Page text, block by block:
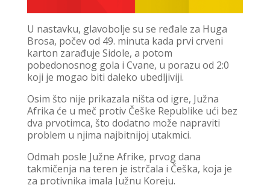
U nastavku, glavobolje su se ređale za Huga
Brosa, počev od 49. minuta kada prvi crveni
karton zarađuje Sidole, a potom
pobedonosnog gola i Cvane, u porazu od 2:0
koji je mogao biti daleko ubedljiviji.
Osim što nije prikazala ništa od igre, Južna
Afrika će u meč protiv Češke Republike ući bez
dva prvotimca, što dodatno može napraviti
problem u njima najbitnijoj utakmici.
Odmah posle Južne Afrike, prvog dana
takmičenja na teren je istrčala i Češka, koja je
za protivnika imala Južnu Koreju.